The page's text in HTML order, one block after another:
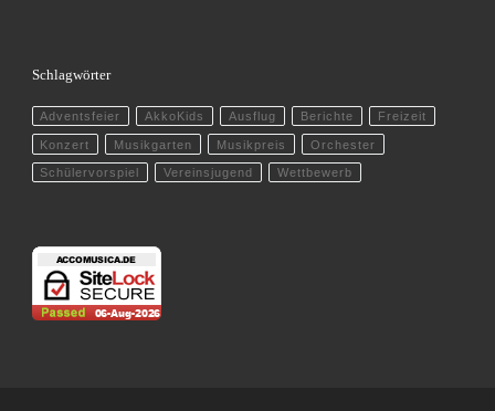
Schlagwörter
Adventsfeier AkkoKids Ausflug Berichte Freizeit
Konzert Musikgarten Musikpreis Orchester
Schülervorspiel Vereinsjugend Wettbewerb